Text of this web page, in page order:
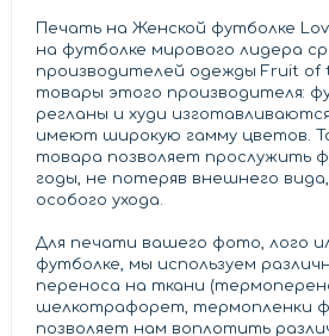
Печать на Женской футболке
на футболке мирового лидера
производителей одежды Fruit of
товары этого производителя:
регланы и худи изготавливаются
имеют широкую гамму цветов.
товара позволяет прослужить
годы, не потеряв внешнего
особого ухода.
Для печати вашего фото, лого
футболке, мы используем
переноса на ткани
шелкотрафорет, термопленки
позволяет нам воплотить